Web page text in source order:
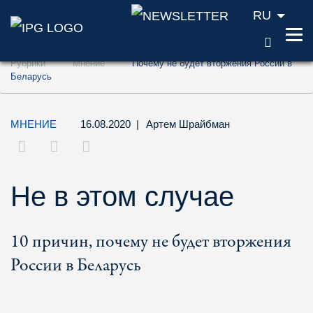
Перейти к содержанию (ключ доступа
Перейти к поиску (ключ доступа '2')
RU
Рубрики Мнение
Почему не будет вторжения России в
Беларусь
МНЕНИЕ 16.08.2020 | Артем Шрайбман
Не в этом случае
10 причин, почему не будет вторжения
России в Беларусь